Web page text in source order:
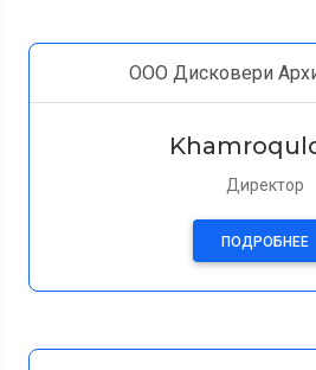
ООО Дисковери
Директор
ПОДРОБНЕЕ